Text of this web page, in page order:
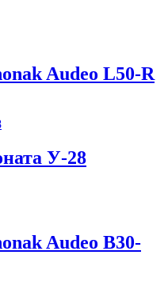
Audeo L50-R
У-28
Audeo B30-